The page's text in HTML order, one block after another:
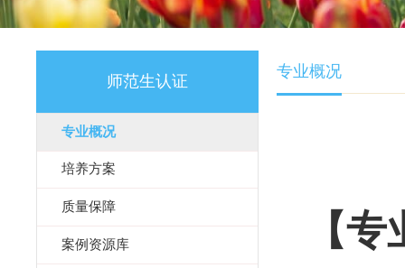
师范生认证
专业概况
培养方案
质量保障
案例资源库
专业概况
【